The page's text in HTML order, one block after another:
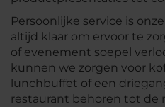
Persoonlijke service is
altijd klaar om ervoor te
of evenement soepel
kunnen we zorgen voor
lunchbuffet of een
restaurant behoren tot de